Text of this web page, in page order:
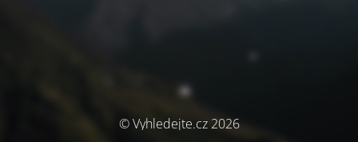
© Vyhledejte.cz 2026